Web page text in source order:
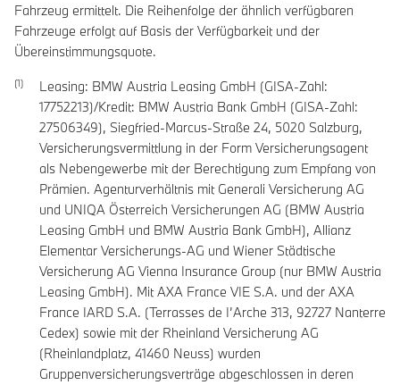
Fahrzeug ermittelt. Die Reihenfolge der ähnlich verfügbaren
Fahrzeuge erfolgt auf Basis der Verfügbarkeit und der
Übereinstimmungsquote.
Leasing: BMW Austria Leasing GmbH (GISA-Zahl:
17752213)/Kredit: BMW Austria Bank GmbH (GISA-Zahl:
27506349), Siegfried-Marcus-Straße 24, 5020 Salzburg,
Versicherungsvermittlung in der Form Versicherungsagent
als Nebengewerbe mit der Berechtigung zum Empfang von
Prämien. Agenturverhältnis mit Generali Versicherung AG
und UNIQA Österreich Versicherungen AG (BMW Austria
Leasing GmbH und BMW Austria Bank GmbH), Allianz
Elementar Versicherungs-AG und Wiener Städtische
Versicherung AG Vienna Insurance Group (nur BMW Austria
Leasing GmbH). Mit AXA France VIE S.A. und der AXA
France IARD S.A. (Terrasses de I’Arche 313, 92727 Nanterre
Cedex) sowie mit der Rheinland Versicherung AG
(Rheinlandplatz, 41460 Neuss) wurden
Gruppenversicherungsverträge abgeschlossen in deren